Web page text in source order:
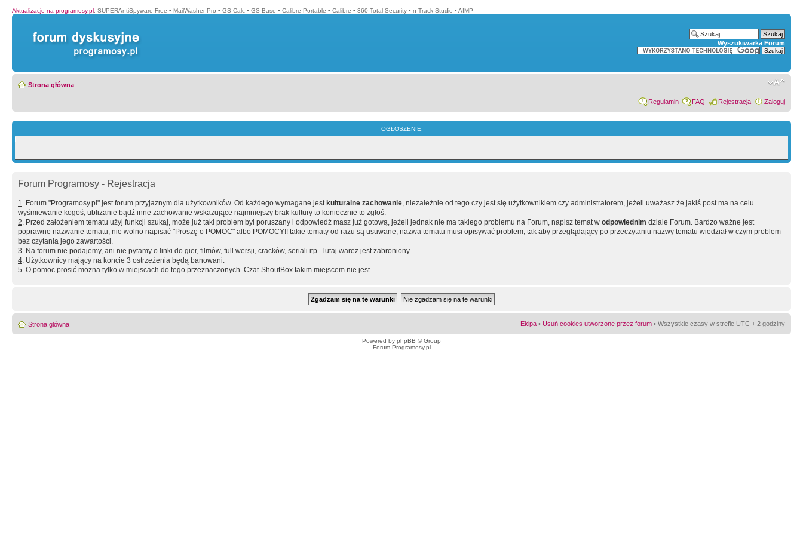
Aktualizacje na programosy.pl: SUPERAntiSpyware Free • MailWasher Pro • GS-Calc • GS-Base • Calibre Portable • Calibre • 360 Total Security • n-Track Studio • AIMP
Wyszukiwarka Forum
Strona główna
Regulamin FAQ Rejestracja Zaloguj
OGŁOSZENIE:
Forum Programosy - Rejestracja
1. Forum "Programosy.pl" jest forum przyjaznym dla użytkowników. Od każdego wymagane jest kulturalne zachowanie, niezależnie od tego czy jest się użytkownikiem czy administratorem, jeżeli uważasz że jakiś post ma na celu
wyśmiewanie kogoś, ubliżanie bądź inne zachowanie wskazujące najmniejszy brak kultury to koniecznie to zgłoś.
2. Przed założeniem tematu użyj funkcji szukaj, może już taki problem był poruszany i odpowiedź masz już gotową, jeżeli jednak nie ma takiego problemu na Forum, napisz temat w odpowiednim dziale Forum. Bardzo ważne jest
poprawne nazwanie tematu, nie wolno napisać "Proszę o POMOC" albo POMOCY!! takie tematy od razu są usuwane, nazwa tematu musi opisywać problem, tak aby przeglądający po przeczytaniu nazwy tematu wiedział w czym problem
bez czytania jego zawartości.
3. Na forum nie podajemy, ani nie pytamy o linki do gier, filmów, full wersji, cracków, seriali itp. Tutaj warez jest zabroniony.
4. Użytkownicy mający na koncie 3 ostrzeżenia będą banowani.
5. O pomoc prosić można tylko w miejscach do tego przeznaczonych. Czat-ShoutBox takim miejscem nie jest.
Strona główna Ekipa • Usuń cookies utworzone przez forum • Wszystkie czasy w strefie UTC + 2 godziny
Powered by phpBB © Group
Forum Programosy.pl